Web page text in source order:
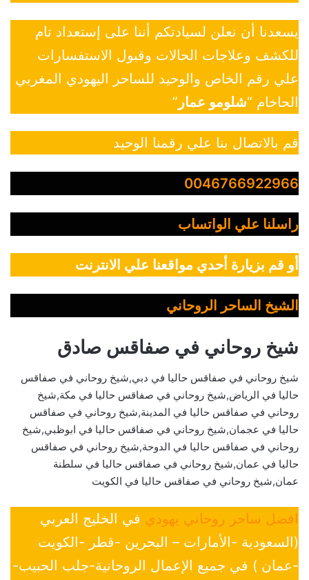
يسعدنا أن نعلن لسيادتكم أننا على إستعداد تام
للكشف وعلاجات الحالات وقبول الاستفسارات
علي رقم الخاص والوحيد للساحر اليهودي المغربي
الحاخام “شلومو عمار ”
قم بالاتصال بنا علي رقمنا الوحيد
0046766922966
راسلنا علي الواتساب
أو قم بزيارة أحدي مواقعنا علي الانترنت
الشيخ الساحر الروحاني
شيخ روحاني في صفاقس صادق
شيخ روحاني في صفاقس حاليا في دبي,شيخ روحاني في صفاقس
حاليا في الرياض,شيخ روحاني في صفاقس حاليا في مكة,شيخ
روحاني في صفاقس حاليا في المدينة,شيخ روحاني في صفاقس
حاليا في عجمان,شيخ روحاني في صفاقس حاليا في ابوظبي,شيخ
روحاني في صفاقس حاليا في الدوحة,شيخ روحاني في صفاقس
حاليا في عمان,شيخ روحاني في صفاقس حاليا في سلطنة
عمان,شيخ روحاني في صفاقس حاليا في الكويت
افضل ساحر روحاني يهودي في الخليج العربي
(السعودية -الأمارات – البحرين -قطر -الكويت
-عمان ) في جميع الإعمال الروحانية-جلب الحبيب-